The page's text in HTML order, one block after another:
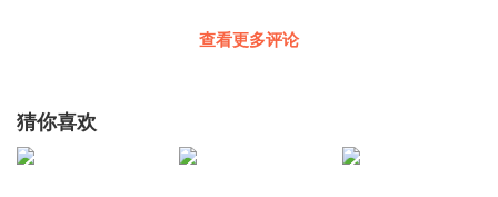
查看更多评论
猜你喜欢